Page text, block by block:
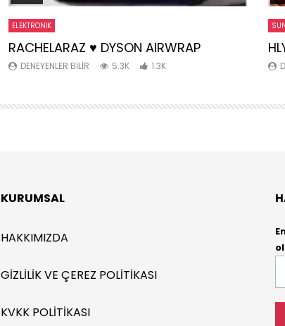
ELEKTRONIK
RACHELARAZ ♥️ DYSON AIRWRAP
DENEYENLER BILIR 5.3K 1.3K
KURUMSAL
HAKKIMIZDA
GIZLILIK VE ÇEREZ POLITIKASI
KVKK POLITIKASI